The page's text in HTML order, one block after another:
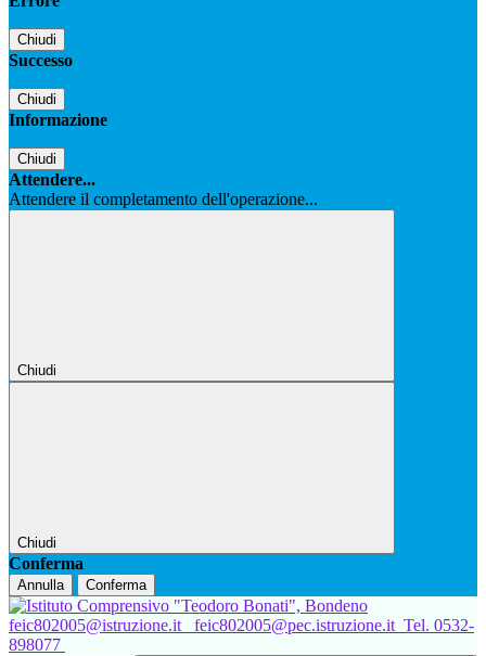
Chiudi
Successo
Chiudi
Informazione
Chiudi
Attendere...
Attendere il completamento dell'operazione...
Chiudi
Chiudi
Conferma
Annulla Conferma
feic802005@istruzione.it feic802005@pec.istruzione.it Tel. 0532-
898077